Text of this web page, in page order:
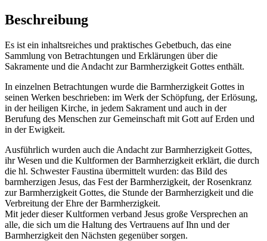
Beschreibung
Es ist ein inhaltsreiches und praktisches Gebetbuch, das eine
Sammlung von Betrachtungen und Erklärungen über die
Sakramente und die Andacht zur Barmherzigkeit Gottes enthält.
In einzelnen Betrachtungen wurde die Barmherzigkeit Gottes in
seinen Werken beschrieben: im Werk der Schöpfung, der Erlösung,
in der heiligen Kirche, in jedem Sakrament und auch in der
Berufung des Menschen zur Gemeinschaft mit Gott auf Erden und
in der Ewigkeit.
Ausführlich wurden auch die Andacht zur Barmherzigkeit Gottes,
ihr Wesen und die Kultformen der Barmherzigkeit erklärt, die durch
die hl. Schwester Faustina übermittelt wurden: das Bild des
barmherzigen Jesus, das Fest der Barmherzigkeit, der Rosenkranz
zur Barmherzigkeit Gottes, die Stunde der Barmherzigkeit und die
Verbreitung der Ehre der Barmherzigkeit.
Mit jeder dieser Kultformen verband Jesus große Versprechen an
alle, die sich um die Haltung des Vertrauens auf Ihn und der
Barmherzigkeit den Nächsten gegenüber sorgen.